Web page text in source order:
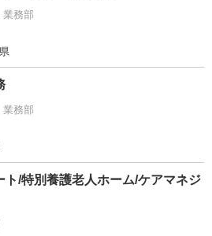
業務部
業務部
ト/特別養護老人ホーム/ケアマネジ